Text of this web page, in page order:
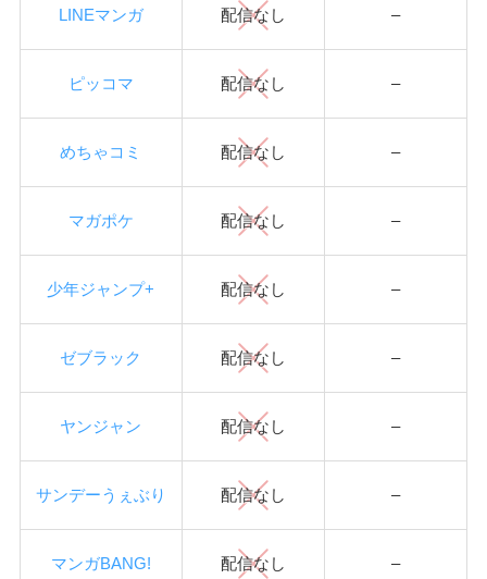
LINEマンガ 配信なし –
ピッコマ 配信なし –
めちゃコミ 配信なし –
マガポケ 配信なし –
少年ジャンプ+ 配信なし –
ゼブラック 配信なし –
ヤンジャン 配信なし –
サンデーうぇぶり 配信なし –
マンガBANG! 配信なし –